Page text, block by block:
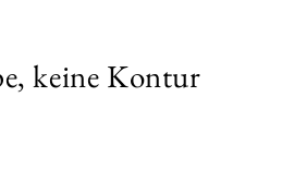
keine Kontur